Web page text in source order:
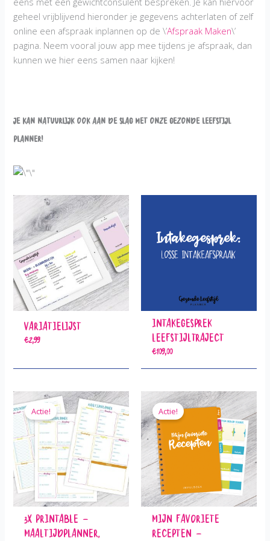
geheel vrijblijvend hieronder je gegevens achterlaten of zelf
online een afspraak inplannen op de \’Afspraak Maken\’
pagina. Neem vooral jouw app mee tijdens je afspraak, dan
kunnen we hier eens samen naar kijken!
Je kan natuurlijk ook aan de slag met onze Gezonde Leefstijl
planner!
Variatielijst
€2,99
Intakegesprek
Leefstijltraject
€109,00
Actie!
3x Printable –
Maaltijdplanner,
Actie!
Mijn Favoriete
Recepten –